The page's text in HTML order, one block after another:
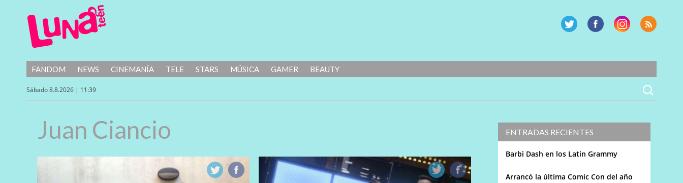
FANDOM NEWS CINEMANÍA TELE STARS MÚSICA GAMER BEAUTY
Sábado 8.8.2026 | 11:39
ENTRADAS RECIENTES
Barbi Dash en los Latin Grammy
Arrancó la última Comic Con del año
Juan Ciancio